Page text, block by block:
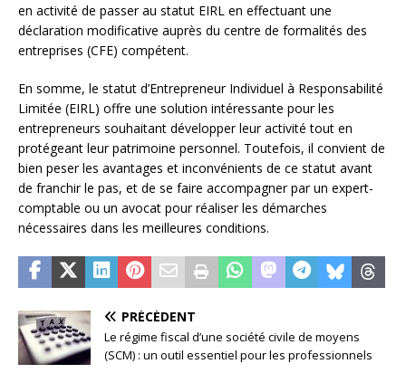
en activité de passer au statut EIRL en effectuant une
déclaration modificative auprès du centre de formalités des
entreprises (CFE) compétent.
En somme, le statut d’Entrepreneur Individuel à Responsabilité
Limitée (EIRL) offre une solution intéressante pour les
entrepreneurs souhaitant développer leur activité tout en
protégeant leur patrimoine personnel. Toutefois, il convient de
bien peser les avantages et inconvénients de ce statut avant
de franchir le pas, et de se faire accompagner par un expert-
comptable ou un avocat pour réaliser les démarches
nécessaires dans les meilleures conditions.
PRÉCÉDENT
Le régime fiscal d’une société civile de moyens
(SCM) : un outil essentiel pour les professionnels